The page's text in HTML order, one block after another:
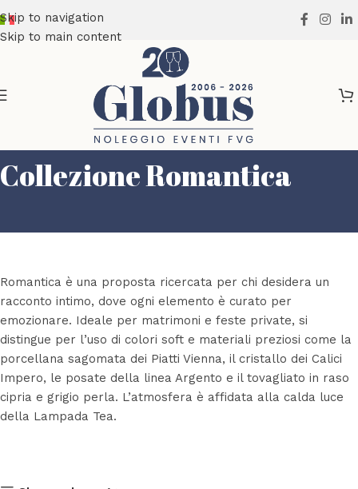
Skip to navigation
Skip to main content
Collezione Romantica
Romantica è una proposta ricercata per chi desidera un
racconto intimo, dove ogni elemento è curato per
emozionare. Ideale per matrimoni e feste private, si
distingue per l’uso di colori soft e materiali preziosi come la
porcellana sagomata dei Piatti Vienna, il cristallo dei Calici
Impero, le posate della linea Argento e il tovagliato in raso
cipria e grigio perla. L’atmosfera è affidata alla calda luce
della Lampada Tea.